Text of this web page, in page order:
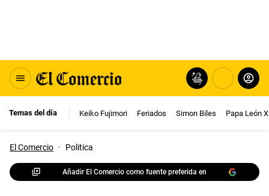
Temas del día Keiko Fujimori Feriados Simon Biles Papa León
El Comercio · Politica
Añadir El Comercio como fuente preferida en